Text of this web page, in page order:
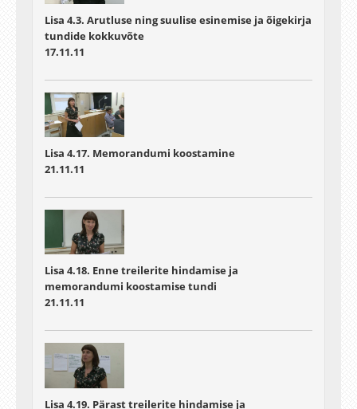
Lisa 4.3. Arutluse ning suulise esinemise ja õigekirja
tundide kokkuvõte
17.11.11
Lisa 4.17. Memorandumi koostamine
21.11.11
Lisa 4.18. Enne treilerite hindamise ja
memorandumi koostamise tundi
21.11.11
Lisa 4.19. Pärast treilerite hindamise ja